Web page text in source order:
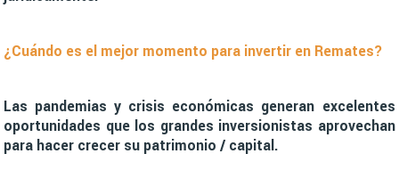
¿Cuándo es el mejor momento para invertir en Remates?
Las pandemias y crisis económicas generan excelentes
oportunidades que los grandes inversionistas aprovechan
para hacer crecer su patrimonio / capital.